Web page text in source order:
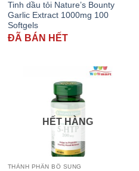
Tinh dầu tỏi Nature’s Bounty
Garlic Extract 1000mg 100
Softgels
ĐÃ BÁN HẾT
HẾT HÀNG
THÀNH PHẦN BỔ SUNG